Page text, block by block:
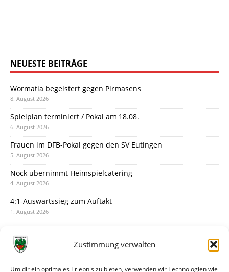
Zustimmung verwalten
Um dir ein optimales Erlebnis zu bieten, verwenden wir Technologien wie
NEUESTE BEITRÄGE
Wormatia begeistert gegen Pirmasens
8. August 2026
Spielplan terminiert / Pokal am 18.08.
6. August 2026
Frauen im DFB-Pokal gegen den SV Eutingen
5. August 2026
Nock übernimmt Heimspielcatering
4. August 2026
4:1-Auswärtssieg zum Auftakt
1. August 2026
31. Juli 2026
30. Juli 2026